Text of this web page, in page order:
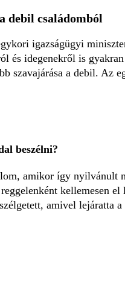
debil családomból
igazságügyi
és idegenekről is
szavajárása a debil. Az
beszélni?
amikor így nyilvánult
kellemesen
amivel lejáratta